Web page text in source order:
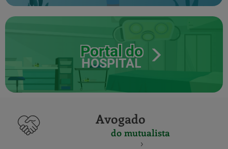
Portal do
HOSPITAL
Avogado
do mutualista